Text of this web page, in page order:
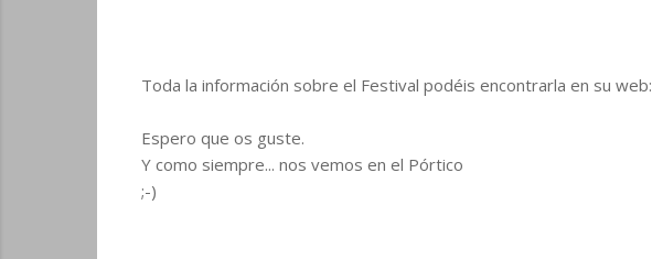
Toda la información sobre el Festival podéis encontrarla en su web:
Espero que os guste.
Y como siempre... nos vemos en el Pórtico
;-)